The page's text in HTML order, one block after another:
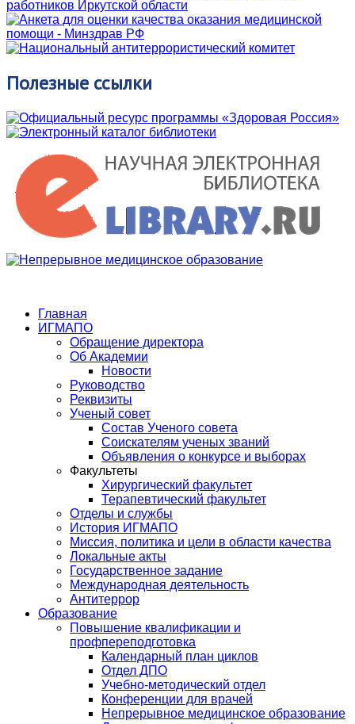
Полезные ссылки
Главная
ИГМАПО
Обращение директора
Об Академии
Новости
Руководство
Реквизиты
Ученый совет
Состав Ученого совета
Соискателям ученых званий
Объявления о конкурсе и выборах
Факультеты
Хирургический факультет
Терапевтический факультет
Отделы и службы
История ИГМАПО
Миссия, политика и цели в области качества
Локальные акты
Государственное задание
Международная деятельность
Антитеррор
Образование
Повышение квалификации и
профпереподготовка
Календарный план циклов
Отдел ДПО
Учебно-методический отдел
Конференции для врачей
Непрерывное медицинское образование